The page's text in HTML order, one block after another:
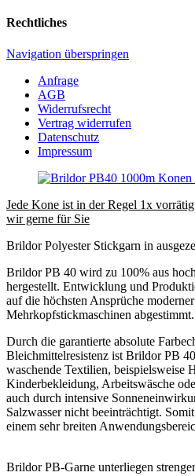
Rechtliches
Navigation überspringen
Anfrage
AGB
Widerrufsrecht
Vertrag widerrufen
Datenschutz
Impressum
Jede Kone ist in der Regel 1x
wir gerne für Sie
Brildor Polyester Stickgarn in
Brildor PB 40 wird zu 100% aus
hergestellt. Entwicklung und
auf die höchsten Ansprüche
Mehrkopfstickmaschinen abgestimmt.
Durch die garantierte absolute
Bleichmittelresistenz ist Brildor PB
waschende Textilien, beispielsweise
Kinderbekleidung, Arbeitswäsche
auch durch intensive
Salzwasser nicht beeinträchtigt.
einem sehr breiten
Brildor PB-Garne unterliegen